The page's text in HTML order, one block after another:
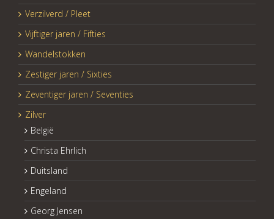
Verzilverd / Pleet
Vijftiger jaren / Fifties
Wandelstokken
Zestiger jaren / Sixties
Zeventiger jaren / Seventies
Zilver
België
Christa Ehrlich
Duitsland
Engeland
Georg Jensen